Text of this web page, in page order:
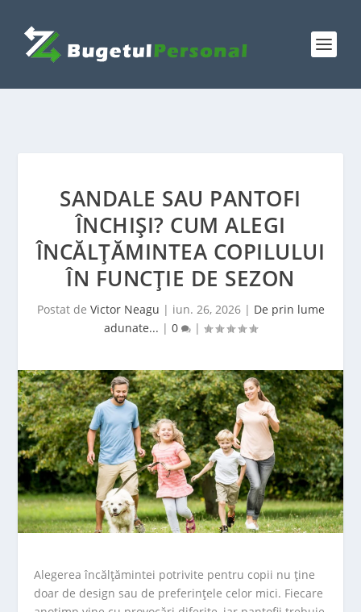
SANDALE SAU PANTOFI
ÎNCHIȘI? CUM ALEGI
ÎNCĂLȚĂMINTEA COPILULUI
ÎN FUNCȚIE DE SEZON
Postat de Victor Neagu | iun. 26, 2026| De prin lume
adunate... | 0 |
Alegerea încălțămintei potrivite pentru copii nu ține
doar de design sau de preferințele celor mici. Fiecare